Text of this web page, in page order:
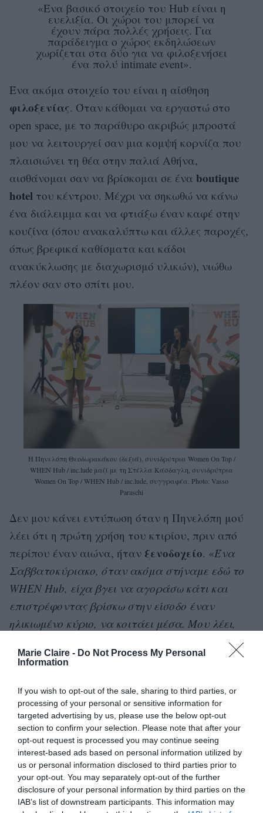
Marie Claire - Do Not Process My Personal
Information
If you wish to opt-out of the sale, sharing to third parties, or
processing of your personal or sensitive information for
targeted advertising by us, please use the below opt-out
section to confirm your selection. Please note that after your
opt-out request is processed you may continue seeing
interest-based ads based on personal information utilized by
us or personal information disclosed to third parties prior to
your opt-out. You may separately opt-out of the further
disclosure of your personal information by third parties on the
IAB’s list of downstream participants. This information may
«Ένα βασικό στοιχείο του Hub είναι η
ευελιξία. Οι χώροι του μπορεί να
έχουν πάρα πολλές χρήσεις. Για
παράδειγμα ο χώρος εκδηλώσεων
χωρίζεται στα δύο για να φιλοξενήσει
ένα πολύ intimate event».
Ένα ακόμα στοιχείο του είναι η αίσθηση
φιλοξενίας. Όταν κάθομαι να εργαστώ στο
open space, με το παράθυρο ακριβώς μπροστά
μου να λειτουργεί σαν μια κομψή κορνίζα που
πλαισιώνει τη θέα στην παλιά Αθήνα,
αισθάνομαι σαν να βρίσκομαι σε ένα boutique
hotel του κέντρου. Μέχρι να σηκωθώ να κάνω
ένα διάλειμμα και να φτιάξω έναν καφέ στην
κουζίνα (όπου ανακαλύπτω και άλλες παροχές,
όπως βρεφικά καθίσματα και κάδοι
ανακύκλωσης με διαχωρισμό υλικών), νιώθω
πλέον σαν στο σπίτι μου.
Η Πηνελόπη Θεοδωρακάκου (δεξιά), συνιδρύτρια Women On Top /
WHEN Hub / inc.lude μαζί με τη Στέλλα Κάσδαγλη, συνιδρύτρια
Women On Top / WHEN Hub / inc.lude, συγγραφέα. Photo: Vasso
Paraschi
Δεν μου κάνει εντύπωση όταν η Πηνελόπη μού
λέει ότι η πρώτη χρήση του κτιρίου, πριν από
περίπου έναν αιώνα, ήταν ξενοδοχείο. «Ένα
Σαββατοκύριακο, όταν ακόμα στήναμε εδώ το
WHEN Hub, είχα βγει να αγοράσω κάτι και
επιστρέφοντας βρίσκω στην είσοδο έναν
ηλικιωμένο κύριο, να κοιτάει μέσα. Μου λέει,
Πηνελόπη προτείνει να τον ξεναγήσει στο
γονείς του ήτανιδιοκτήτεςτου ξενοδοχείου
και ουσιαστικά είχεμεγαλώσειεδώ. «Ήταν
πολύ συγκινητικό».
Ενώ εργάζομαι στο WHEN Hub, παρόλο που
μετά από λίγο βρίσκομαι να μοιράζομαι το co-
working space με άλλους, επικρατεί απόλυτη